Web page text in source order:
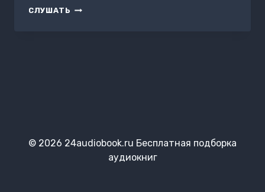
СЛУШАТЬ ПОХИТИТЕЛЬ
© 2026 24audiobook.ru Бесплатная подборка
аудиокниг